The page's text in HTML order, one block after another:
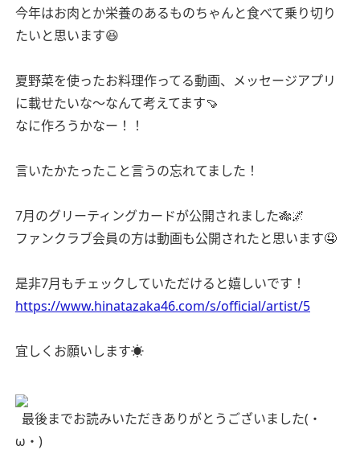
今年はお肉とか栄養のあるものちゃんと食べて乗り切り
たいと思います😆
夏野菜を使ったお料理作ってる動画、メッセージアプリ
に載せたいな〜なんて考えてます🍠
なに作ろうかなー！！
言いたかたったこと言うの忘れてました！
7月のグリーティングカードが公開されました🎋🌌
ファンクラブ会員の方は動画も公開されたと思います🤤
是非7月もチェックしていただけると嬉しいです！
https://www.hinatazaka46.com/s/official/artist/5
宜しくお願いします☀️
最後までお読みいただきありがとうございました(・
ω・)